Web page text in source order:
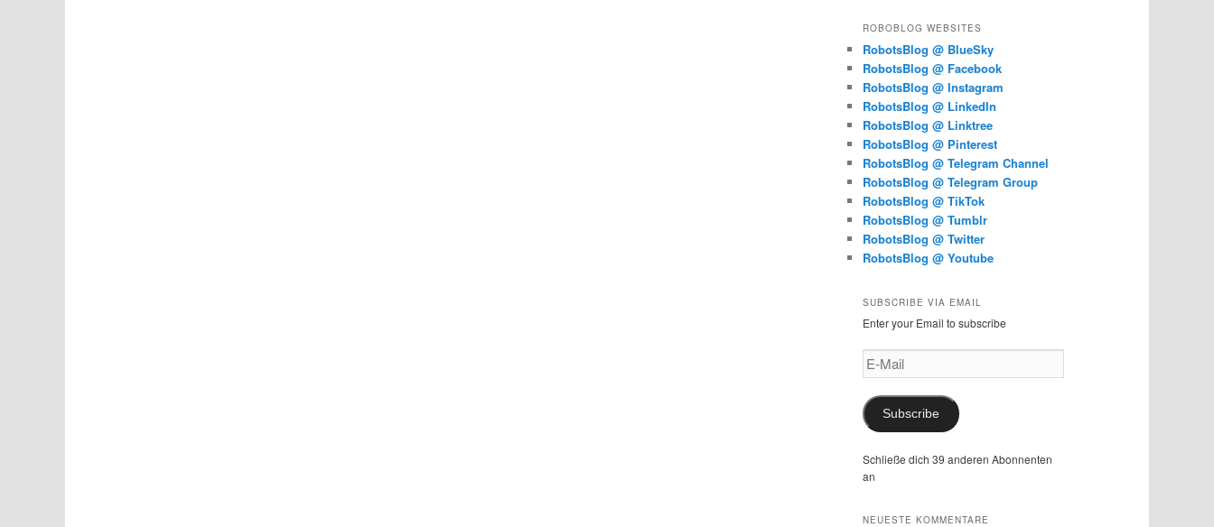
ROBOBLOG WEBSITES
RobotsBlog @ BlueSky
RobotsBlog @ Facebook
RobotsBlog @ Instagram
RobotsBlog @ LinkedIn
RobotsBlog @ Linktree
RobotsBlog @ Pinterest
RobotsBlog @ Telegram Channel
RobotsBlog @ Telegram Group
RobotsBlog @ TikTok
RobotsBlog @ Tumblr
RobotsBlog @ Twitter
RobotsBlog @ Youtube
SUBSCRIBE VIA EMAIL
Enter your Email to subscribe
E-
Mail
Subscribe
Schließe dich 39 anderen Abonnenten
an
NEUESTE KOMMENTARE